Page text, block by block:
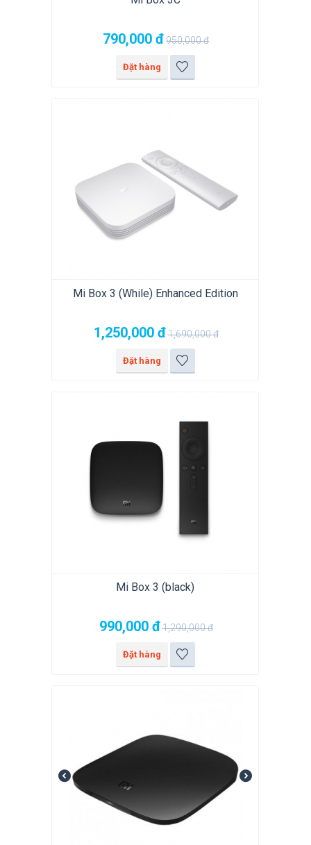
790,000 đ950,000đ
Đặt hàng
Mi Box 3 (While) Enhanced Edition
1,250,000 đ1,690,000đ
Đặt hàng
Mi Box 3 (black)
990,000 đ1,290,000đ
Đặt hàng